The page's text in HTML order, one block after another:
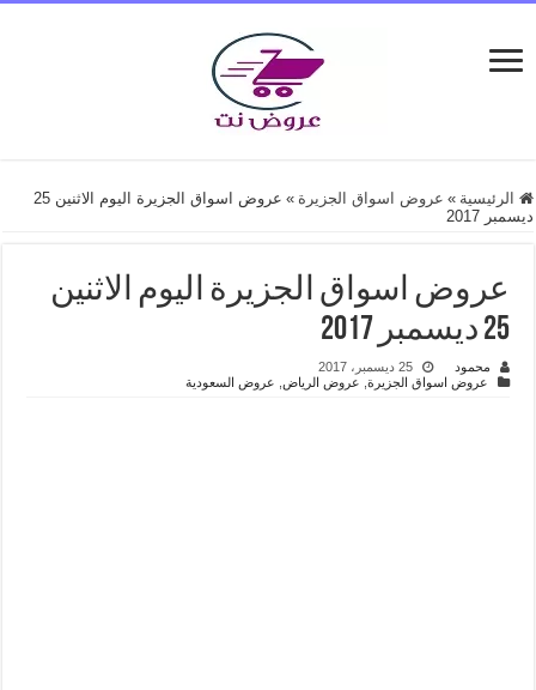
الرئيسية » عروض اسواق الجزيرة »
عروض اسواق الجزيرة اليوم الاثنين 25
ديسمبر 2017
عروض اسواق الجزيرة اليوم الاثنين
25 ديسمبر 2017
محمود
25 ديسمبر، 2017
عروض اسواق الجزيرة, عروض الرياض, عروض السعودية